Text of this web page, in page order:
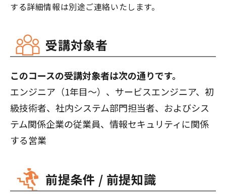
する詳細情報は別途ご連絡いたします。
受講対象者
このコースの受講対象者は次の通りです。
エンジニア（1年目～）、サービスエンジニア、初
級技術者、社内システム部門担当者、およびシス
テム関係企業の従業員、情報セキュリティに関係
する営業
前提条件 / 前提知識